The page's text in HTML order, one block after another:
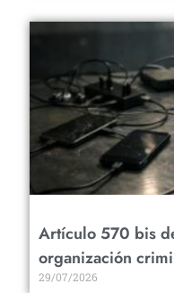
Artículo 570 bis
organización
29/07/2026